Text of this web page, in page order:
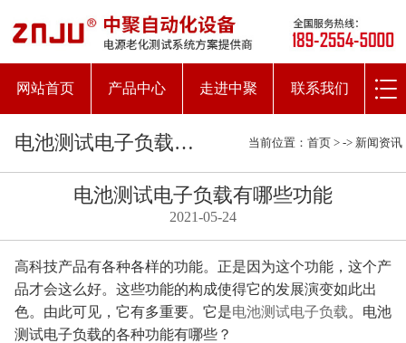
网站首页 产品中心 走进中聚 联系我们
电池测试电子负载有哪些功能 当前位置： 首页 > -> 新闻资讯
电池测试电子负载有哪些功能
2021-05-24
高科技产品有各种各样的功能。正是因为这个功能，这个产
品才会这么好。这些功能的构成使得它的发展演变如此出
色。由此可见，它有多重要。它是电池测试电子负载。电池
测试电子负载的各种功能有哪些？